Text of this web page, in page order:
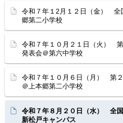
令和７年１2月１２日（金） 全
郷第二小学校
令和７年１０月２１日（火）
発表会＠第六中学校
令和７年１０月６日（月） 第
＠上本郷第二小学校
令和７年８月２０日（水） 全
新松戸キャンパス